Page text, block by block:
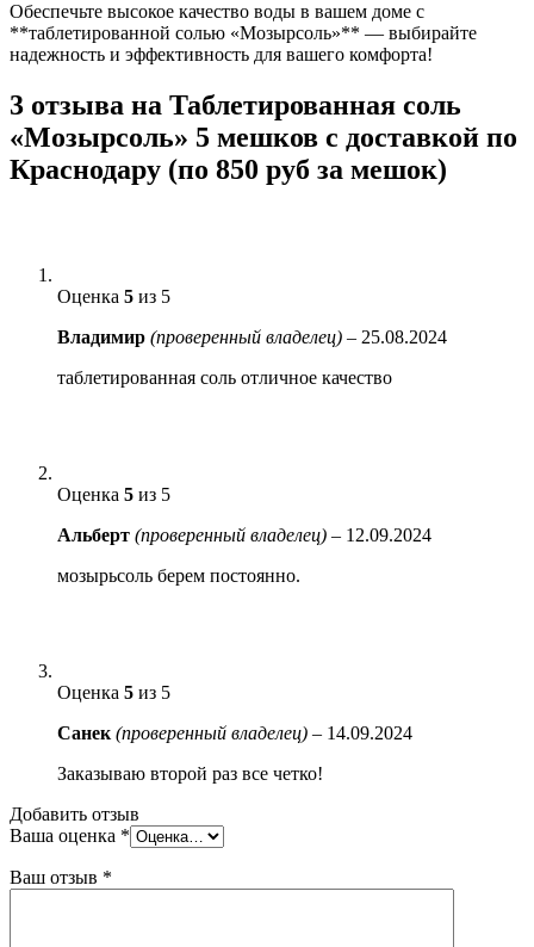
Обеспечьте высокое качество воды в вашем доме с
**таблетированной солью «Мозырсоль»** — выбирайте
надежность и эффективность для вашего комфорта!
3 отзыва на Таблетированная соль
«Мозырсоль» 5 мешков с доставкой по
Краснодару (по 850 руб за мешок)
Оценка 5 из 5
Владимир (проверенный владелец) – 25.08.2024
таблетированная соль отличное качество
Оценка 5 из 5
Альберт (проверенный владелец) – 12.09.2024
мозырьсоль берем постоянно.
Оценка 5 из 5
Санек (проверенный владелец) – 14.09.2024
Заказываю второй раз все четко!
Добавить отзыв
Ваша оценка *
Ваш отзыв *